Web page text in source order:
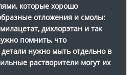
которые хорошо
отложения и смолы:
дихлорэтан и так
помнить, что
нужно мыть отдельно в
растворители могут их